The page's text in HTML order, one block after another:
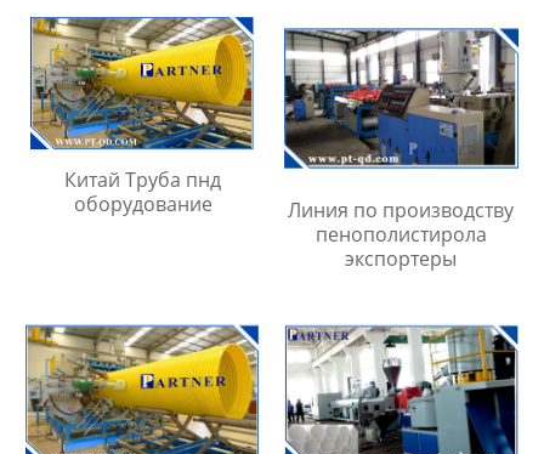
Китай Труба пнд
оборудование
Линия по производству
пенополистирола
экспортеры